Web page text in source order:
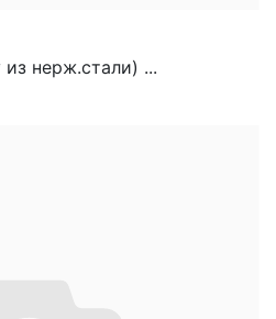
из нерж.стали) ...